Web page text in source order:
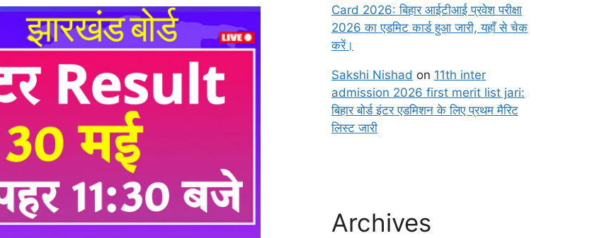
Card 2026: बिहार आईटीआई प्रवेश परीक्षा
2026 का एडमिट कार्ड हुआ जारी, यहाँ से चेक
करें।
Sakshi Nishad on 11th inter
admission 2026 first merit list jari:
बिहार बोर्ड इंटर एडमिशन के लिए प्रथम मैरिट
लिस्ट जारी
Archives